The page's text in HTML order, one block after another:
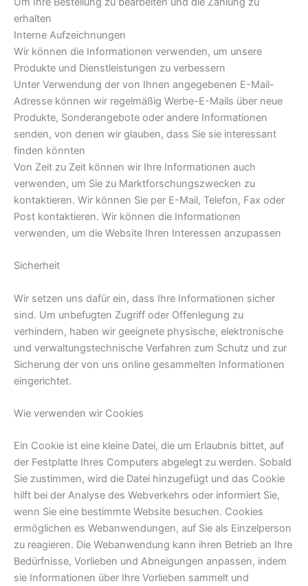
erhalten
Interne Aufzeichnungen
Wir können die Informationen verwenden, um unsere
Produkte und Dienstleistungen zu verbessern
Unter Verwendung der von Ihnen angegebenen E-Mail-
Adresse können wir regelmäßig Werbe-E-Mails über neue
Produkte, Sonderangebote oder andere Informationen
senden, von denen wir glauben, dass Sie sie interessant
finden könnten
Von Zeit zu Zeit können wir Ihre Informationen auch
verwenden, um Sie zu Marktforschungszwecken zu
kontaktieren. Wir können Sie per E-Mail, Telefon, Fax oder
Post kontaktieren. Wir können die Informationen
verwenden, um die Website Ihren Interessen anzupassen
Sicherheit
Wir setzen uns dafür ein, dass Ihre Informationen sicher
sind. Um unbefugten Zugriff oder Offenlegung zu
verhindern, haben wir geeignete physische, elektronische
und verwaltungstechnische Verfahren zum Schutz und zur
Sicherung der von uns online gesammelten Informationen
eingerichtet.
Wie verwenden wir Cookies
Ein Cookie ist eine kleine Datei, die um Erlaubnis bittet, auf
der Festplatte Ihres Computers abgelegt zu werden. Sobald
Sie zustimmen, wird die Datei hinzugefügt und das Cookie
hilft bei der Analyse des Webverkehrs oder informiert Sie,
wenn Sie eine bestimmte Website besuchen. Cookies
ermöglichen es Webanwendungen, auf Sie als Einzelperson
zu reagieren. Die Webanwendung kann ihren Betrieb an Ihre
Bedürfnisse, Vorlieben und Abneigungen anpassen, indem
sie Informationen über Ihre Vorlieben sammelt und